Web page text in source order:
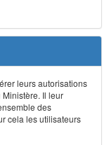
leurs autorisations
Il leur
des
cela les utilisateurs